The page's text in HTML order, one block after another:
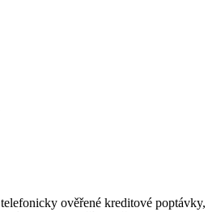
ověřené kreditové poptávky,